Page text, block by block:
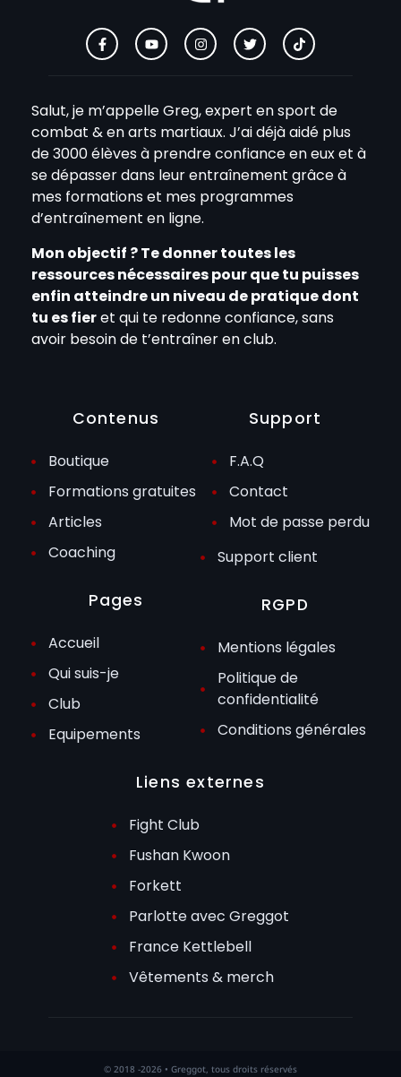
Salut, je m’appelle Greg, expert en sport de
combat & en arts martiaux. J’ai déjà aidé plus
de 3000 élèves à prendre confiance en eux et à
se dépasser dans leur entraînement grâce à
mes formations et mes programmes
d’entraînement en ligne.
Mon objectif ? Te donner toutes les
ressources nécessaires pour que tu puisses
enfin atteindre un niveau de pratique dont
tu es fieret qui te redonne confiance, sans
avoir besoin de t’entraîner en club.
Contenus
Boutique
Formations gratuites
Articles
Coaching
Pages
Accueil
Qui suis-je
Club
Equipements
Support
F.A.Q
Contact
Mot de passe perdu
Support client
RGPD
Mentions légales
Politique de
confidentialité
Conditions générales
Liens externes
Fight Club
Fushan Kwoon
Forkett
Parlotte avec Greggot
France Kettlebell
Vêtements & merch
© 2018 -2026 • Greggot, tous droits réservés